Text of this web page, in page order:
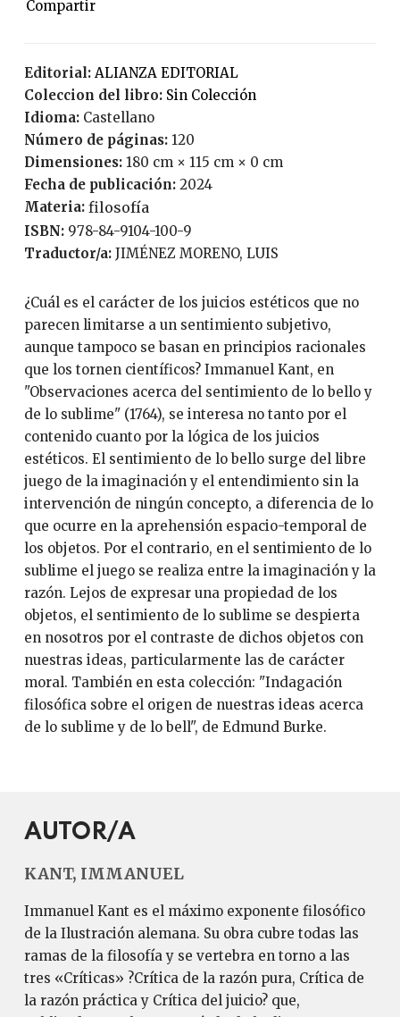
Editorial:
ALIANZA EDITORIAL
Coleccion del libro:
Sin Colección
Idioma:
Castellano
Número de páginas: 120
Dimensiones: 180 cm × 115 cm × 0 cm
Fecha de publicación:
2024
Materia: filosofía
ISBN:
978-84-9104-100-9
Traductor/a: JIMÉNEZ MORENO, LUIS
¿Cuál es el carácter de los juicios estéticos que no
parecen limitarse a un sentimiento subjetivo,
aunque tampoco se basan en principios racionales
que los tornen científicos? Immanuel Kant, en
"Observaciones acerca del sentimiento de lo bello y
de lo sublime" (1764), se interesa no tanto por el
contenido cuanto por la lógica de los juicios
estéticos. El sentimiento de lo bello surge del libre
juego de la imaginación y el entendimiento sin la
intervención de ningún concepto, a diferencia de lo
que ocurre en la aprehensión espacio-temporal de
los objetos. Por el contrario, en el sentimiento de lo
sublime el juego se realiza entre la imaginación y la
razón. Lejos de expresar una propiedad de los
objetos, el sentimiento de lo sublime se despierta
en nosotros por el contraste de dichos objetos con
nuestras ideas, particularmente las de carácter
moral. También en esta colección: "Indagación
filosófica sobre el origen de nuestras ideas acerca
de lo sublime y de lo bell", de Edmund Burke.
AUTOR/A
KANT, IMMANUEL
Immanuel Kant es el máximo exponente filosófico
de la Ilustración alemana. Su obra cubre todas las
ramas de la filosofía y se vertebra en torno a las
tres «Críticas» ?Crítica de la razón pura, Crítica de
la razón práctica y Crítica del juicio? que,